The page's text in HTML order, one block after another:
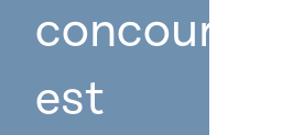
concours
est